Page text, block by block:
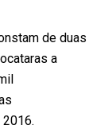
de duas
a